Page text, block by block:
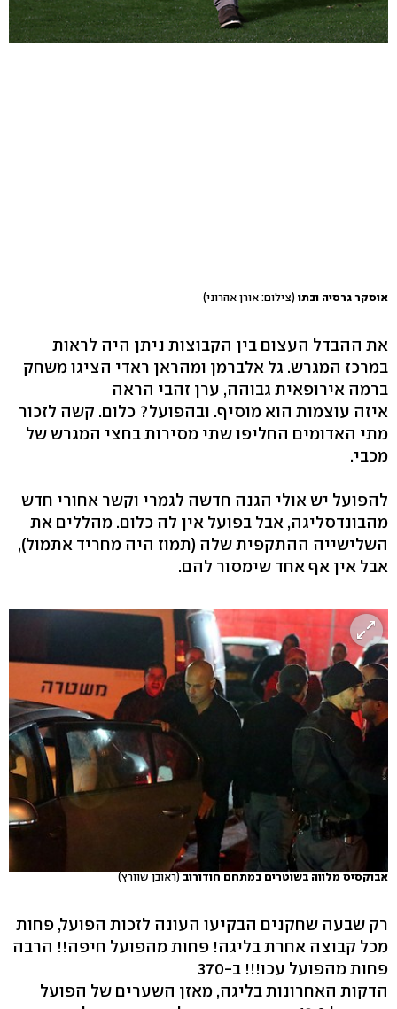
אוסקר גרסיה ובתו (צילום: אורן אהרוני)
את ההבדל העצום בין הקבוצות ניתן היה לראות
במרכז המגרש. גל אלברמן ומהראן ראדי הציגו משחק
ברמה אירופאית גבוהה, ערן זהבי הראה
איזה עוצמות הוא מוסיף. ובהפועל? כלום. קשה לזכור
מתי האדומים החליפו שתי מסירות בחצי המגרש של
מכבי.
להפועל יש אולי הגנה חדשה לגמרי וקשר אחורי חדש
מהבונדסליגה, אבל בפועל אין לה כלום. מהללים את
השלישייה ההתקפית שלה (תמוז היה מחריד אתמול),
אבל אין אף אחד שימסור להם.
אבוקסיס מלווה בשוטרים במתחם חודורוב(ראובן שוורץ)
רק שבעה שחקנים הבקיעו העונה לזכות הפועל, פחות
מכל קבוצה אחרת בליגה! פחות מהפועל חיפה!! הרבה
פחות מהפועל עכו!!! ב-370
הדקות האחרונות בליגה, מאזן השערים של הפועל